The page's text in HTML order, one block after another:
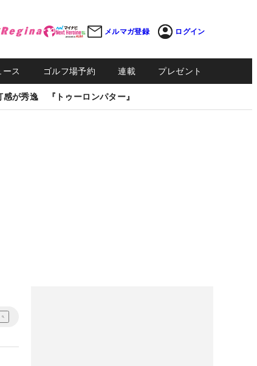
メルマガ登録 ログイン
ース ゴルフ場予約 連載 プレゼント
感が秀逸 『トゥーロンパター』